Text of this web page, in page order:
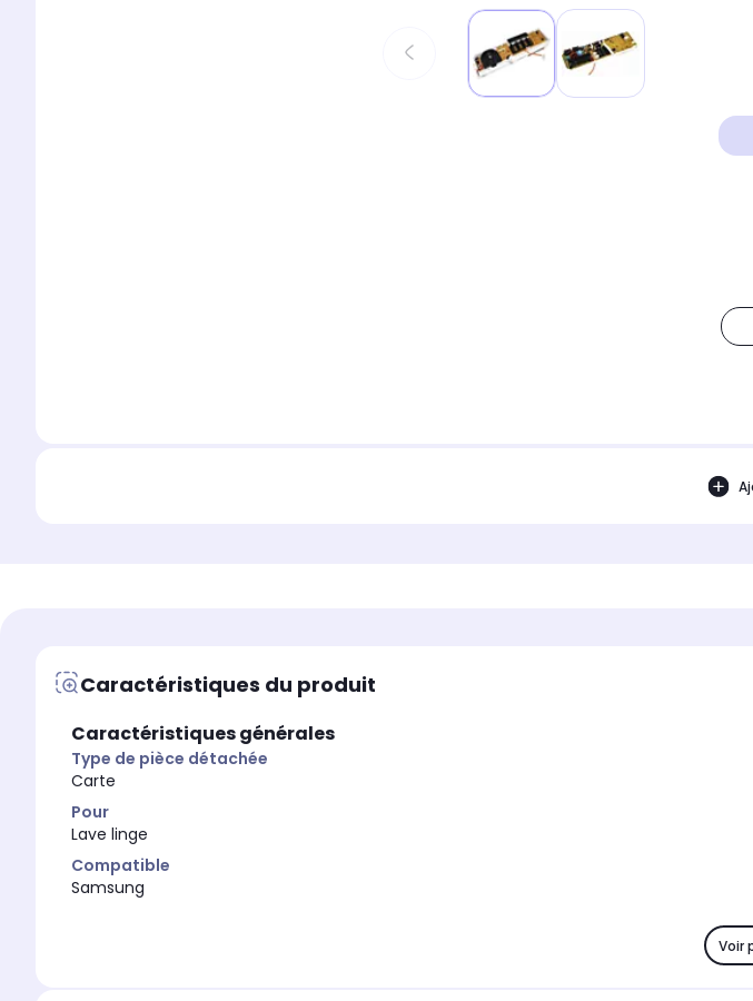
Caractéristiques du produit
Caractéristiques générales
Type de pièce détachée
Carte
Pour
Lave linge
Compatible
Samsung
Voir